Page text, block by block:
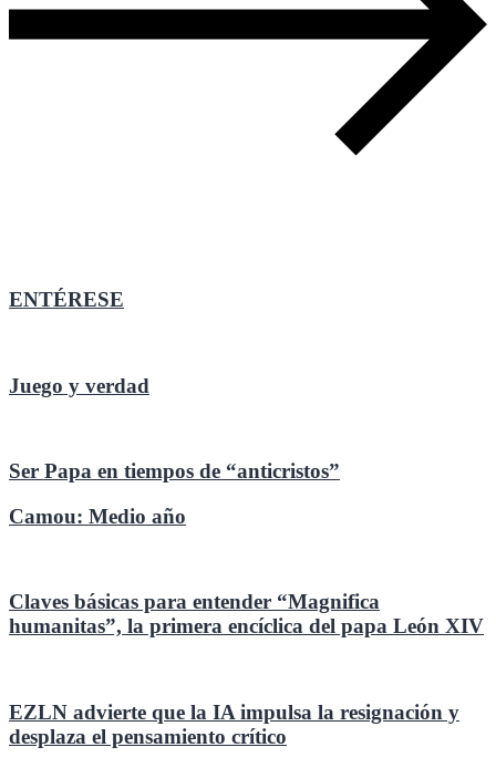
ENTÉRESE
Juego y verdad
Ser Papa en tiempos de “anticristos”
Camou: Medio año
Claves básicas para entender “Magnifica
humanitas”, la primera encíclica del papa León XIV
EZLN advierte que la IA impulsa la resignación y
desplaza el pensamiento crítico